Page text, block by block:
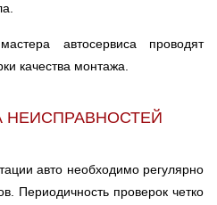
автосервиса проводят
качества монтажа.
НЕИСПРАВНОСТЕЙ
авто необходимо регулярно
Периодичность проверок четко